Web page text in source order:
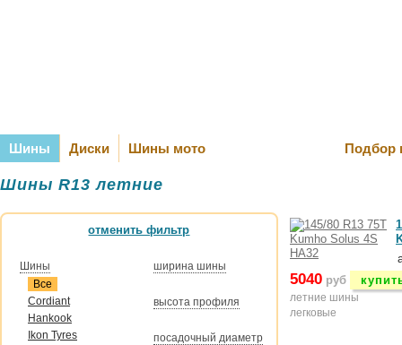
Шины Диски Шины мото Подбор
Шины R13 летние
отменить фильтр
Шины
Все
Cordiant
Hankook
Ikon Tyres
ширина шины
высота профиля
посадочный диаметр
5040 руб
летние шины
легковые